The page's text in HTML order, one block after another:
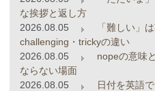
な挨拶と返し方
2026.08.05
「難しい」
challenging・trickyの違い
2026.08.05
nopeの意味
ならない場面
2026.08.05
日付を英語